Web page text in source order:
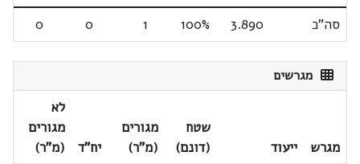
סה"כ 3.890
100%
1
0
0
מגרשים
מגרש ייעוד
שטח
(דונם)
מגורים
(מ"ר)
יח"ד
לא
מגורים
(מ"ר)